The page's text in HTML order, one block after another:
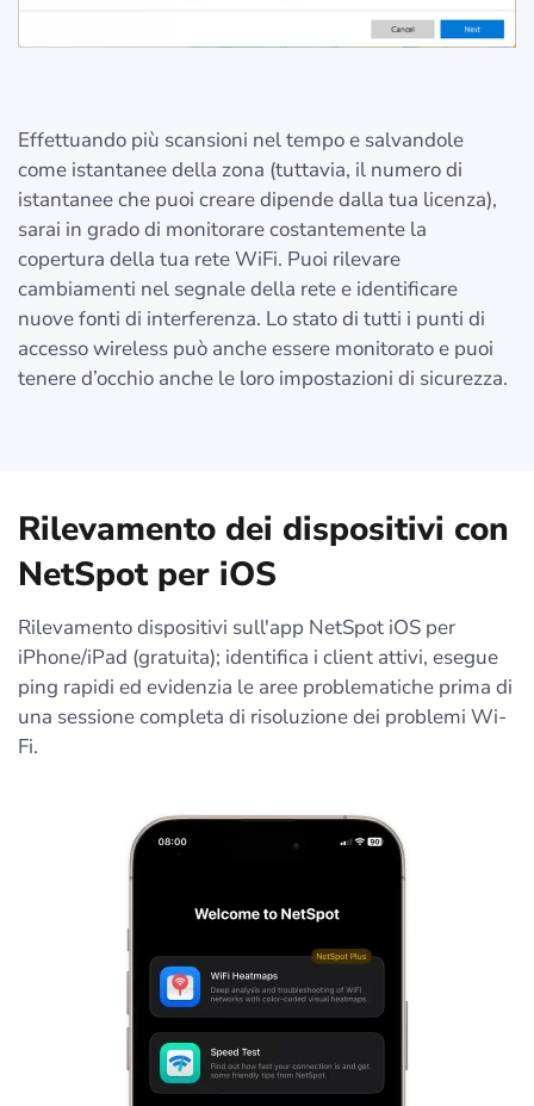
Effettuando più scansioni nel tempo e salvandole
come istantanee della zona (tuttavia, il numero di
istantanee che puoi creare dipende dalla tua licenza),
sarai in grado di monitorare costantemente la
copertura della tua rete WiFi. Puoi rilevare
cambiamenti nel segnale della rete e identificare
nuove fonti di interferenza. Lo stato di tutti i punti di
accesso wireless può anche essere monitorato e puoi
tenere d’occhio anche le loro impostazioni di sicurezza.
Rilevamento dei dispositivi con
NetSpot per iOS
Rilevamento dispositivi sull'app NetSpot iOS per
iPhone/iPad (gratuita); identifica i client attivi, esegue
ping rapidi ed evidenzia le aree problematiche prima di
una sessione completa di risoluzione dei problemi Wi-
Fi.